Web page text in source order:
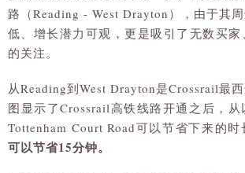
路（Reading - West Drayton），由于其
低、增长潜力可观，更是吸引了无数买
的关注。
从Reading到West Drayton是Crossrail最
图显示了Crossrail高铁线路开通之后，
Tottenham Court Road可以节省下来的时
可以节省15分钟。